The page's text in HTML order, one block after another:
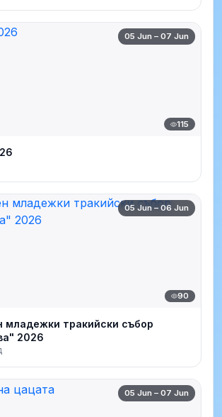
05 Jun – 07 Jun
115
05 Jun – 06 Jun
90
младежки тракийски събор
2026
05 Jun – 07 Jun